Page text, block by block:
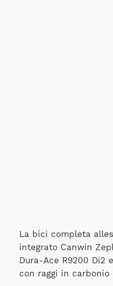
La bici completa
integrato Canwin
Dura-Ace R9200 Di2
con raggi in carbonio